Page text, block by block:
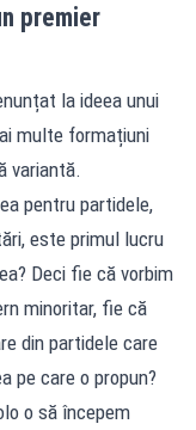
premier
la ideea unui
multe formațiuni
variantă.
pentru partidele,
este primul lucru
Deci fie că vorbim
minoritar, fie că
din partidele care
pe care o propun?
o să începem